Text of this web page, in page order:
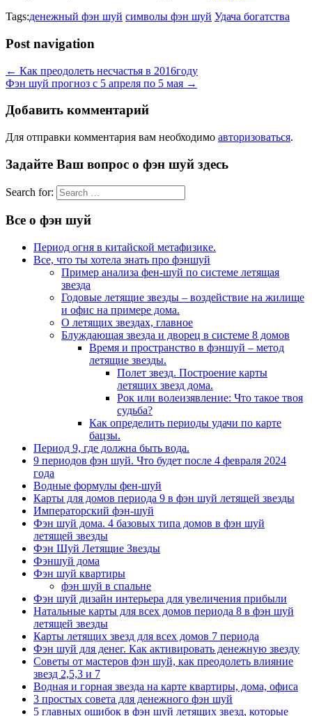
Tags:денежный фэн шуй символы фэн шуй Удача богатства
Post navigation
← Как преодолеть несчастья в 2016году
Фэн шуй прогноз с 5 апреля по 5 мая →
Добавить комментарий
Для отправки комментария вам необходимо авторизоваться.
Задайте Ваш вопрос о фэн шуй здесь
Search for:
Все о фэн шуй
Период огня в китайской метафизике.
Все, что ты хотела знать про фэншуй
Пример анализа фен-шуй по системе летящая
звезда
Годовые летящие звезды – воздействие на жилище
и офис на примере дома.
О летящих звездах, главное
Блуждающая звезда и дворец в системе 8 домов
Время и пространство в фэншуй – метод
летящие звезды.
Полет звезд. Построение карты
летящих звезд дома.
Рок или волеизявление: Что такое твоя
судьба?
Как определить периоды удачи по карте
бацзы.
Период 9, где должна быть вода.
9 периодов фэн шуй. Что будет после 4 февраля 2024
года
Водные формулы фен-шуй
Карты для домов периода 9 в фэн шуй летящей звезды
Императорский фэн-шуй
Фэн шуй дома. 4 базовых типа домов в фэн шуй
летящей звезды
Фэн Шуй Летящие Звезды
Фэншуй дома
Фэн шуй квартиры
фэн шуй в спальне
Фэн шуй дизайн интерьера для увеличения прибыли
Натальные карты для всех домов периода 8 в фэн шуй
летящей звезды
Карты летящих звезд для всех домов 7 периода
Фэн шуй для денег. Как активировать денежную звезду
Советы от мастеров фэн шуй, как преодолеть влияние
звезд 2,5,3 и 7
Водная и горная звезда на карте квартиры, дома, офиса
3 простых совета для денежного фэн шуй
5 главных ошибок в фэн шуй летящих звезд, которые